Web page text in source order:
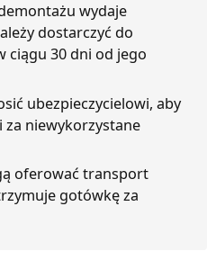
wydaje
dostarczyć do
ciągu 30 dni od jego
ubezpieczycielowi, aby
za niewykorzystane
oferować transport
gotówkę za